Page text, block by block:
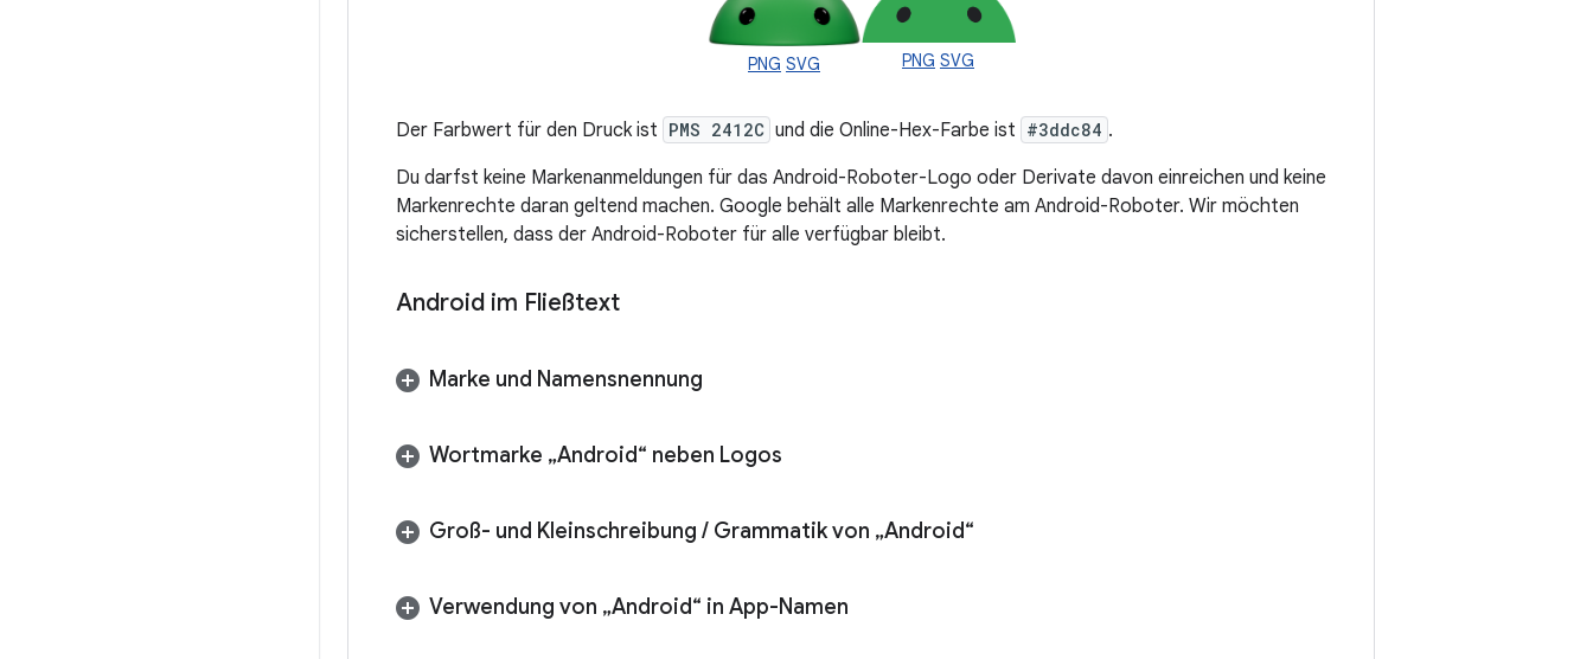
PNG SVG PNG SVG
Der Farbwert für den Druck ist PMS 2412C und die Online-Hex-Farbe ist #3ddc84 .
Du darfst keine Markenanmeldungen für das Android-Roboter-Logo oder Derivate davon einreichen und keine
Markenrechte daran geltend machen. Google behält alle Markenrechte am Android-Roboter. Wir möchten
sicherstellen, dass der Android-Roboter für alle verfügbar bleibt.
Android im Fließtext
Marke und Namensnennung
Wortmarke „Android“ neben Logos
Groß- und Kleinschreibung / Grammatik von „Android“
Verwendung von „Android“ in App-Namen